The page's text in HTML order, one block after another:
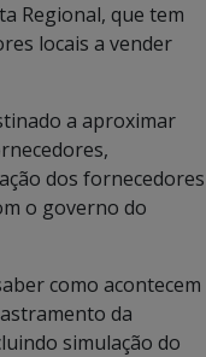
Regional, que tem
locais a vender
a aproximar
dos fornecedores
o governo do
como acontecem
da
simulação do